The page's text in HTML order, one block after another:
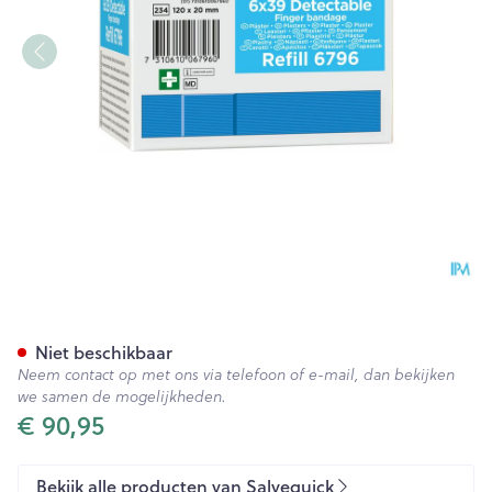
€ 90,95
Niet beschikbaar
Neem contact op met ons via telefoon of e-mail, dan bekijken
we samen de mogelijkheden.
Bekijk alle producten van Salvequick